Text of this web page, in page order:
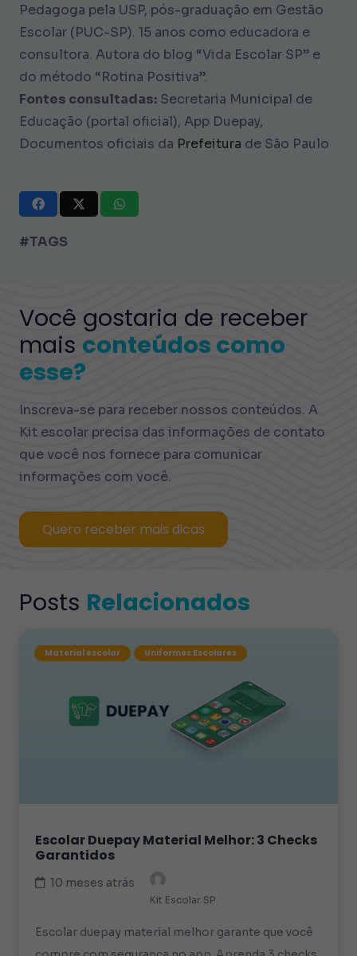
Pedagoga pela USP, pós-graduação em Gestão
Escolar (PUC-SP). 15 anos como educadora e
consultora. Autora do blog “Vida Escolar SP” e
do método “Rotina Positiva”.
Fontes consultadas: Secretaria Municipal de
Educação (portal oficial), App Duepay,
Documentos oficiais da Prefeitura de São Paulo
#TAGS
Você gostaria de receber
mais conteúdos como
esse?
Inscreva-se para receber nossos conteúdos. A
Kit escolar precisa das informações de contato
que você nos fornece para comunicar
informações com você.
Quero receber mais dicas
Posts Relacionados
Material escolar Uniformes Escolares
Escolar Duepay Material Melhor: 3 Checks
Garantidos
10 meses atrás
Kit Escolar SP
Escolar duepay material melhor garante que você